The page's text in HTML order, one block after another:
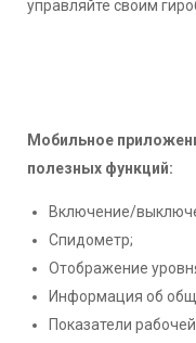
управляйте своим
Мобильное
полезных функций:
Включение/
Спидометр;
Отображение
Информация об
Показатели